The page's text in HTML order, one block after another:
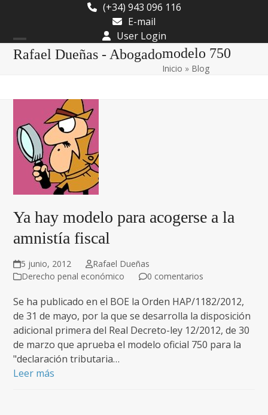
content
(+34) 943 096 116
E-mail
User Login
Rafael Dueñas - Abogado
Open
Close
modelo 750
Inicio » Blog
Ya hay modelo para acogerse a la
amnistía fiscal
5 junio, 2012
Rafael Dueñas
Derecho penal económico
0 comentarios
Se ha publicado en el BOE la Orden HAP/1182/2012,
de 31 de mayo, por la que se desarrolla la disposición
adicional primera del Real Decreto-ley 12/2012, de 30
de marzo que aprueba el modelo oficial 750 para la
"declaración tributaria…
Leer más